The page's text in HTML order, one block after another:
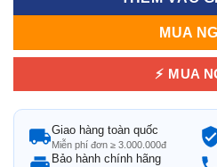
MUA
⚡ MUA
Giao hàng toàn quốc
Miễn phí đơn ≥ 3.000.000đ
Bảo hành chính hãng